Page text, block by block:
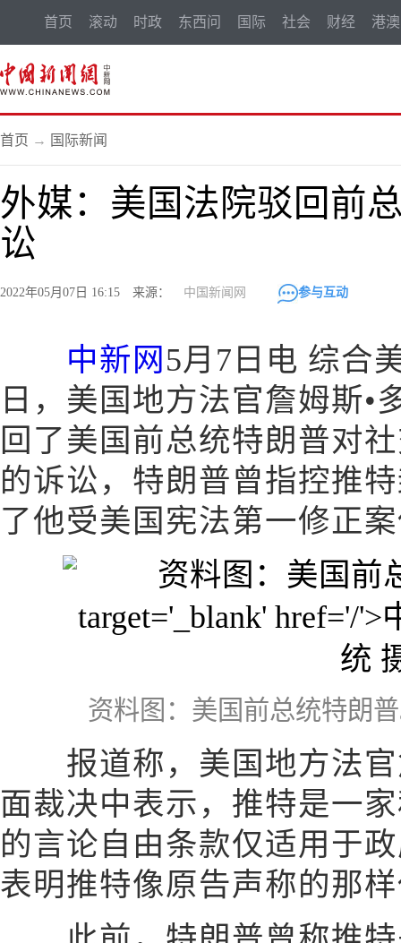
首页 滚动 时政 东西问 国际 社会 财经 港澳
首页 → 国际新闻
外媒：美国法院驳回前
讼
2022年05月07日 16:15 来源： 中国新闻网 参与互动
中新网 5月7日电 综合
日，美国地方法官詹姆斯•
回了美国前总统特朗普对
的诉讼，特朗普曾指控推
了他受美国宪法第一修正
资料图：美国前总统特朗
报道称，美国地方法官
面裁决中表示，推特是一
的言论自由条款仅适用于
表明推特像原告声称的那